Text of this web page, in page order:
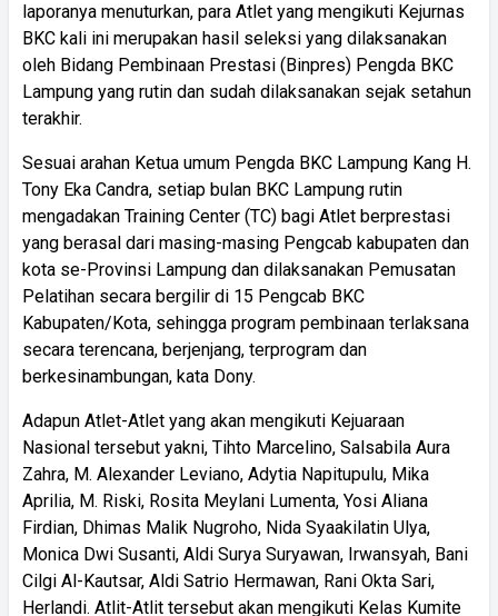
laporanya menuturkan, para Atlet yang mengikuti Kejurnas
BKC kali ini merupakan hasil seleksi yang dilaksanakan
oleh Bidang Pembinaan Prestasi (Binpres) Pengda BKC
Lampung yang rutin dan sudah dilaksanakan sejak setahun
terakhir.
Sesuai arahan Ketua umum Pengda BKC Lampung Kang H.
Tony Eka Candra, setiap bulan BKC Lampung rutin
mengadakan Training Center (TC) bagi Atlet berprestasi
yang berasal dari masing-masing Pengcab kabupaten dan
kota se-Provinsi Lampung dan dilaksanakan Pemusatan
Pelatihan secara bergilir di 15 Pengcab BKC
Kabupaten/Kota, sehingga program pembinaan terlaksana
secara terencana, berjenjang, terprogram dan
berkesinambungan, kata Dony.
Adapun Atlet-Atlet yang akan mengikuti Kejuaraan
Nasional tersebut yakni, Tihto Marcelino, Salsabila Aura
Zahra, M. Alexander Leviano, Adytia Napitupulu, Mika
Aprilia, M. Riski, Rosita Meylani Lumenta, Yosi Aliana
Firdian, Dhimas Malik Nugroho, Nida Syaakilatin Ulya,
Monica Dwi Susanti, Aldi Surya Suryawan, Irwansyah, Bani
Cilgi Al-Kautsar, Aldi Satrio Hermawan, Rani Okta Sari,
Herlandi. Atlit-Atlit tersebut akan mengikuti Kelas Kumite